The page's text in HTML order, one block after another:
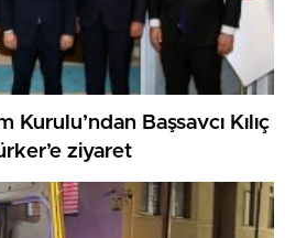
Kurulu’ndan Başsavcı Kılıç
ziyaret